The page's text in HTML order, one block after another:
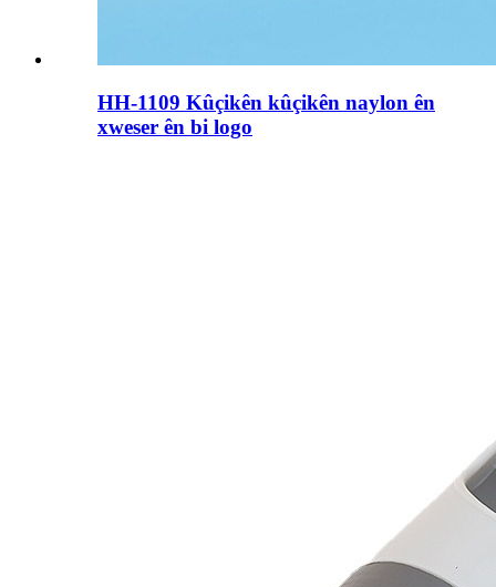
HH-1109 Kûçikên kûçikên naylon ên
xweser ên bi logo